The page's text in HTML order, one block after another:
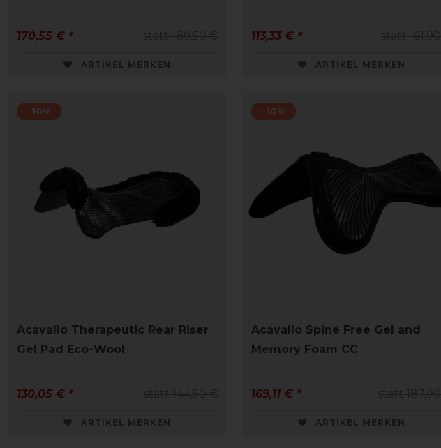
170,55 € *
ARTIKEL MERKEN
113,33 € *
ARTIKEL MERKEN
-10%
Acavallo Therapeutic Rear Riser
Gel Pad Eco-Wool
130,05 € *
ARTIKEL MERKEN
-10%
Acavallo Spine Free Gel and
Memory Foam CC
169,11 € *
ARTIKEL MERKEN